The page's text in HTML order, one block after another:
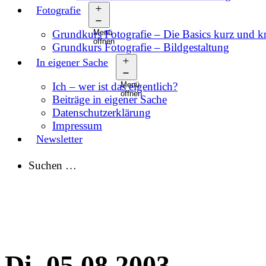
Fotografie
Menü
öffnen
Grundkurs Fotografie – Die Basics kurz und
Grundkurs Fotografie – Bildgestaltung
In eigener Sache
Menü
öffnen
Ich – wer ist das eigentlich?
Beiträge in eigener Sache
Datenschutzerklärung
Impressum
Newsletter
Suchen …